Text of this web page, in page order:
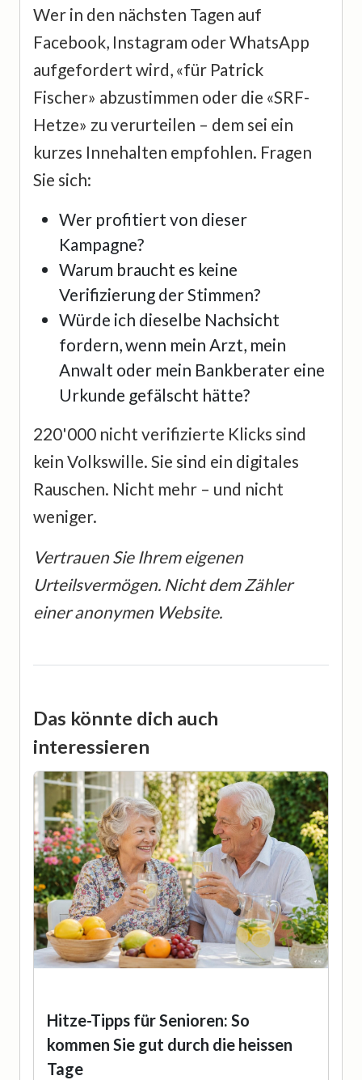
Wer in den nächsten Tagen auf
Facebook, Instagram oder WhatsApp
aufgefordert wird, «für Patrick
Fischer» abzustimmen oder die «SRF-
Hetze» zu verurteilen – dem sei ein
kurzes Innehalten empfohlen. Fragen
Sie sich:
Wer profitiert von dieser
Kampagne?
Warum braucht es keine
Verifizierung der Stimmen?
Würde ich dieselbe Nachsicht
fordern, wenn mein Arzt, mein
Anwalt oder mein Bankberater eine
Urkunde gefälscht hätte?
220'000 nicht verifizierte Klicks sind
kein Volkswille. Sie sind ein digitales
Rauschen. Nicht mehr – und nicht
weniger.
Vertrauen Sie Ihrem eigenen
Urteilsvermögen. Nicht dem Zähler
einer anonymen Website.
Das könnte dich auch
interessieren
Hitze-Tipps für Senioren: So
kommen Sie gut durch die heissen
Tage